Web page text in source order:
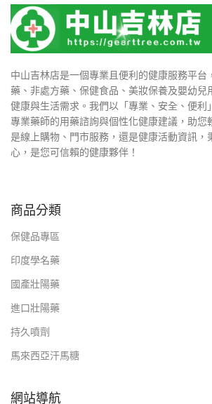
中山吉林店是一個專業且便利的健康服務平台
藥、非處方藥、保健食品、美妝保養及嬰幼兒
健康與生活需求。我們以「專業、安全、便利
專業藥師的用藥諮詢與個性化健康建議，助您
是線上購物、門市服務，還是健康活動資訊，
心，是您可信賴的健康夥伴！
商品分類
保健品專區
印度學名藥
國產壯陽藥
進口壯陽藥
持久噴劑
馬來西亞汗馬糖
網站導航